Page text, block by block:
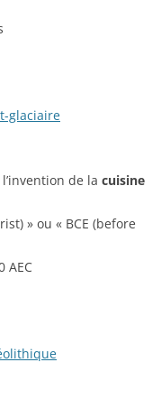
glaciaire
de la cuisine
» ou « BCE (before
AEC